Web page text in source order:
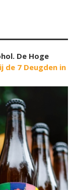
De Hoge
de 7 Deugden in